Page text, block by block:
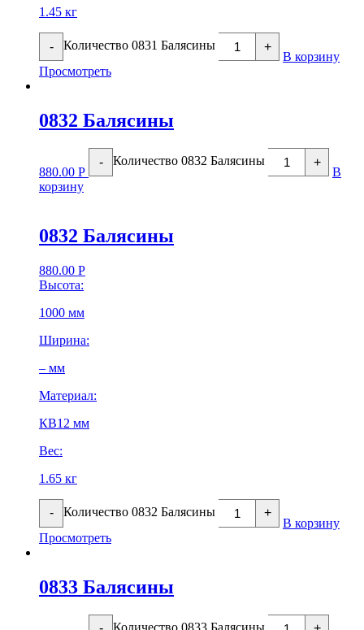
1.45 кг
- Количество 0831 Балясины +
В корзину
Просмотреть
0832 Балясины
880.00 Р
- Количество 0832 Балясины +
В
корзину
0832 Балясины
880.00 Р
Высота:
1000 мм
Ширина:
– мм
Материал:
КВ12 мм
Вес:
1.65 кг
- Количество 0832 Балясины +
В корзину
Просмотреть
0833 Балясины
Количество 0833 Балясины